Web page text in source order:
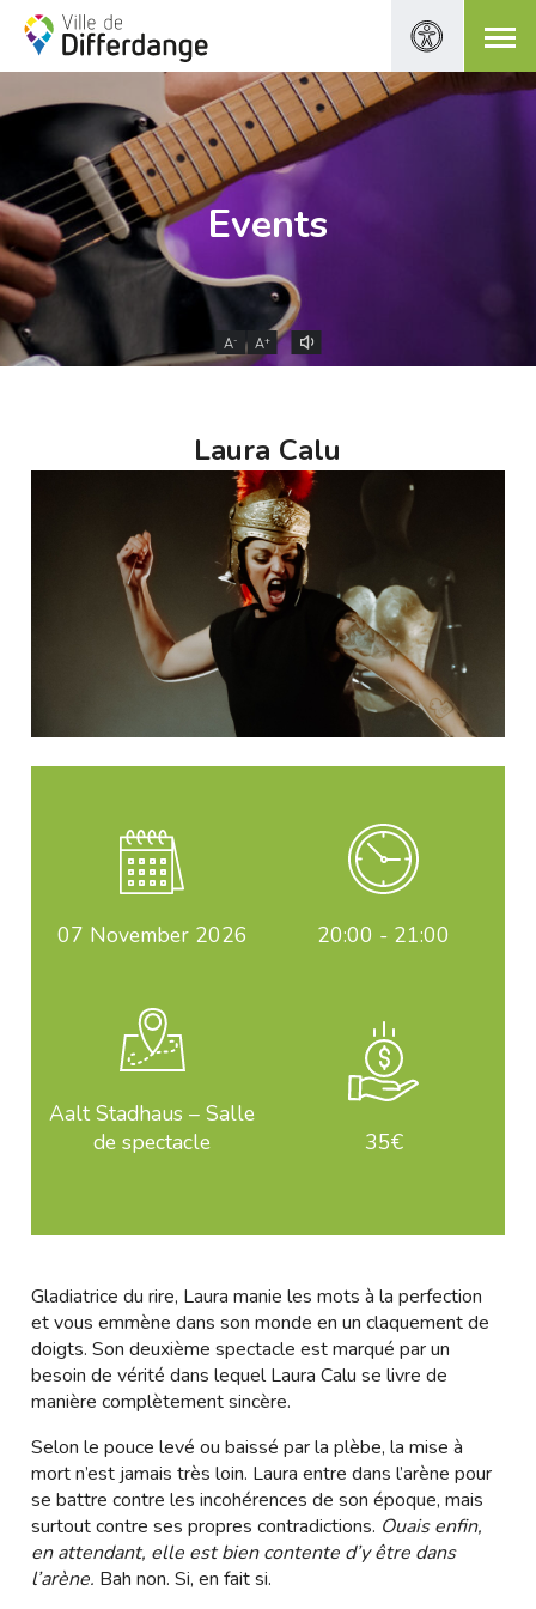
Events
A- A+
Laura Calu
07 November 2026 20:00 - 21:00
Aalt Stadhaus – Salle
de spectacle
35€
Gladiatrice du rire, Laura manie les mots à la perfection
et vous emmène dans son monde en un claquement de
doigts. Son deuxième spectacle est marqué par un
besoin de vérité dans lequel Laura Calu se livre de
manière complètement sincère.
Selon le pouce levé ou baissé par la plèbe, la mise à
mort n’est jamais très loin. Laura entre dans l’arène pour
se battre contre les incohérences de son époque, mais
surtout contre ses propres contradictions. Ouais enfin,
en attendant, elle est bien contente d’y être dans
l’arène. Bah non. Si, en fait si.